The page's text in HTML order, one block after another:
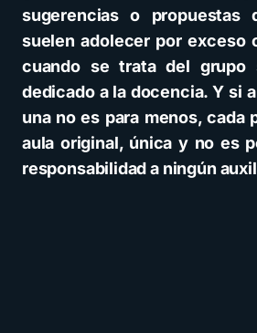
sugerencias o propuestas
suelen adolecer por exceso
cuando se trata del grupo
dedicado a la docencia. Y si
una no es para menos, cada
aula original, única y no es
responsabilidad a ningún